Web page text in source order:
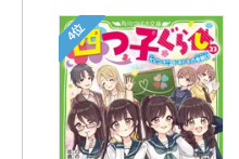
4位